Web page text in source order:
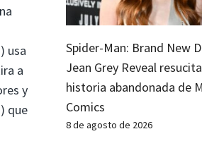
usa
a
y
que
Spider-Man: Brand New
Jean Grey Reveal
historia abandonada de
Comics
8 de agosto de 2026